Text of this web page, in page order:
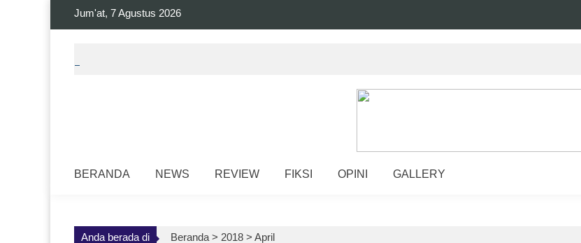
Jum'at, 7 Agustus 2026
BERANDA NEWS REVIEW FIKSI OPINI GALLERY
Anda berada di Beranda > 2018 > April